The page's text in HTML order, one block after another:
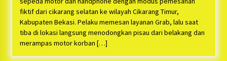
fiktif dari cikarang selatan ke wilayah Cikarang Timur,
Kabupaten Bekasi. Pelaku memesan layanan Grab, lalu saat
tiba di lokasi langsung menodongkan pisau dari belakang dan
merampas motor korban […]